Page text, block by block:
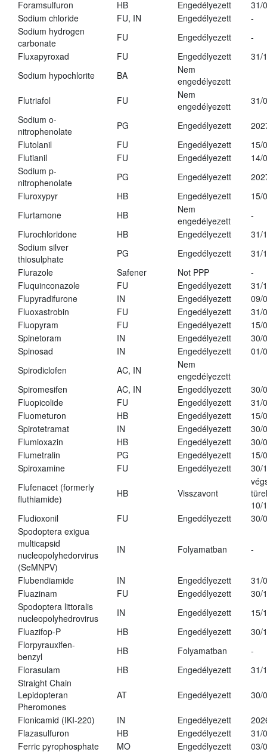
Foramsulfuron
HB Engedélyezett
31/
Sodium chloride
FU, IN Engedélyezett
-
Sodium hydrogen
carbonate
FU Engedélyezett
-
Fluxapyroxad
FU Engedélyezett
31/
Sodium hypochlorite
BA
Nem
engedélyezett
Flutriafol
FU
Nem
engedélyezett
31/
Sodium o-
nitrophenolate
PG Engedélyezett
Flutolanil
FU Engedélyezett
15/
Flutianil
FU Engedélyezett
14/
Sodium p-
nitrophenolate
PG Engedélyezett
Fluroxypyr
HB Engedélyezett
15/
Flurtamone
HB
Nem
engedélyezett
-
Flurochloridone
HB Engedélyezett
31/
Sodium silver
thiosulphate
PG Engedélyezett
31/
Flurazole
Safener Not PPP
-
Fluquinconazole
FU Engedélyezett
31/
Flupyradifurone
IN Engedélyezett
09/
Fluoxastrobin
FU Engedélyezett
31/
Fluopyram
FU Engedélyezett
15/
Spinetoram
IN Engedélyezett
30/
Spinosad
IN Engedélyezett
01/
Spirodiclofen
AC, IN
Nem
engedélyezett
Spiromesifen
AC, IN Engedélyezett
30/
Fluopicolide
FU Engedélyezett
31/
Fluometuron
HB Engedélyezett
15/
Spirotetramat
IN Engedélyezett
30/
Flumioxazin
HB Engedélyezett
30/
Flumetralin
PG Engedélyezett
15/
Spiroxamine
FU Engedélyezett
30/
Flufenacet (formerly
fluthiamide)
HB Visszavont
10/
Fludioxonil
FU Engedélyezett
30/
Spodoptera exigua
multicapsid
nucleopolyhedorvirus
(SeMNPV)
IN Folyamatban -
Flubendiamide IN Engedélyezett
31/
Fluazinam
FU Engedélyezett
30/
Spodoptera littoralis
nucleopolyhedrovirus
IN Engedélyezett
15/
Fluazifop-P
HB Engedélyezett
30/
Florpyrauxifen-
benzyl
HB Folyamatban
-
Florasulam
HB Engedélyezett
31/
Straight Chain
Lepidopteran
Pheromones
AT Engedélyezett 30/
Flonicamid (IKI-220) IN Engedélyezett
Flazasulfuron
HB Engedélyezett
31/
Ferric pyrophosphate
MO Engedélyezett
03/